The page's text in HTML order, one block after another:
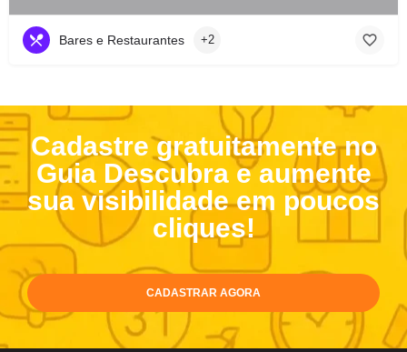
Bares e Restaurantes +2
Cadastre gratuitamente no
Guia Descubra e aumente
sua visibilidade em poucos
cliques!
CADASTRAR AGORA